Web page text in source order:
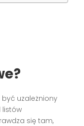
uzależniony
listów
się tam,